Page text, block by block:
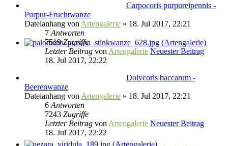
Carpocoris purpureipennis -
Purpur-Fruchtwanze
Dateianhang von Artengalerie » 18. Jul 2017, 22:21
7 Antworten
7519Zugriffe
Letzter Beitrag von Artengalerie Neuester Beitrag
18. Jul 2017, 22:22
Dolycoris baccarum -
Beerenwanze
Dateianhang von Artengalerie » 18. Jul 2017, 22:21
6 Antworten
7243 Zugriffe
Letzter Beitrag von Artengalerie Neuester Beitrag
18. Jul 2017, 22:22